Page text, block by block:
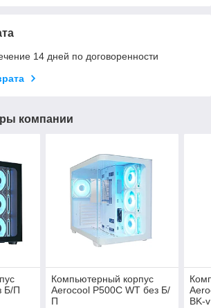
14 дней по договоренности
компании
Б/П
Компьютерный корпус
Aerocool P500C WT без Б/
П
BK-